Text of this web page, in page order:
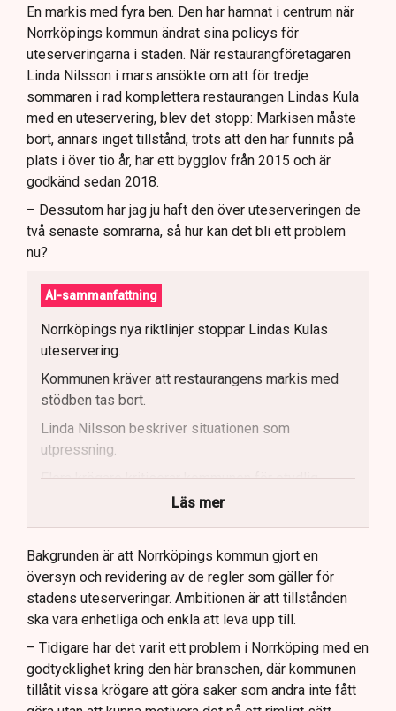
En markis med fyra ben. Den har hamnat i centrum när
Norrköpings kommun ändrat sina policys för
uteserveringarna i staden. När restaurangföretagaren
Linda Nilsson i mars ansökte om att för tredje
sommaren i rad komplettera restaurangen Lindas Kula
med en uteservering, blev det stopp: Markisen måste
bort, annars inget tillstånd, trots att den har funnits på
plats i över tio år, har ett bygglov från 2015 och är
godkänd sedan 2018.
– Dessutom har jag ju haft den över uteserveringen de
två senaste somrarna, så hur kan det bli ett problem
nu?
AI-sammanfattning
Norrköpings nya riktlinjer stoppar Lindas Kulas
uteservering.
Kommunen kräver att restaurangens markis med
stödben tas bort.
Linda Nilsson beskriver situationen som
utpressning.
Flera krögare kritiserar kommunen för otydlig
Kommunen vill skapa enhetliga regler för
uteserveringar.
Lindas Kula ställer in uteserveringen för
sommaren.
Läs mer
Bakgrunden är att Norrköpings kommun gjort en
översyn och revidering av de regler som gäller för
stadens uteserveringar. Ambitionen är att tillstånden
ska vara enhetliga och enkla att leva upp till.
– Tidigare har det varit ett problem i Norrköping med en
godtycklighet kring den här branschen, där kommunen
tillåtit vissa krögare att göra saker som andra inte fått